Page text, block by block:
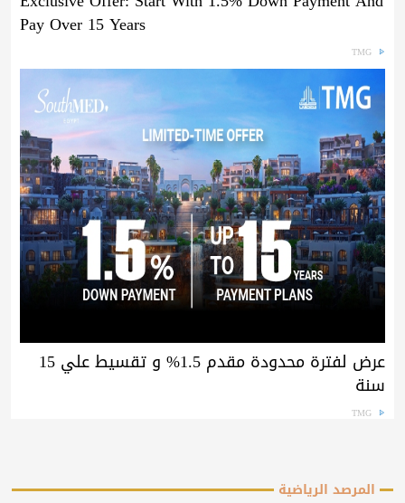
Pay Over 15 Years
TMG
عرض لفترة محدودة مقدم 1.5% و تقسيط علي 15
سنة
TMG
المرصد الرياضية